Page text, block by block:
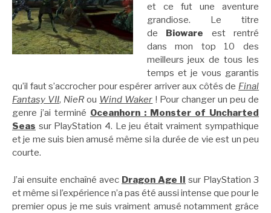
et ce fut une aventure
grandiose. Le titre
de
Bioware est rentré
dans mon top 10 des
meilleurs jeux de tous les
temps et je vous garantis
qu’il faut s’accrocher pour espérer arriver aux côtés de Final
Fantasy VII, NieRou Wind Waker ! Pour changer un peu de
genre j’ai terminé Oceanhorn : Monster of Uncharted
Seas sur PlayStation 4. Le jeu était vraiment sympathique
et je me suis bien amusé même si la durée de vie est un peu
courte.
J’ai ensuite enchaîné avec Dragon Age II sur PlayStation 3
et même si l’expérience n’a pas été aussi intense que pour le
premier opus je me suis vraiment amusé notamment grâce